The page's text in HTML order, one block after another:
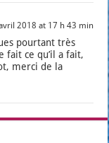
2018 at 17 h 43 min
pour­tant très
fait ce qu’il a fait,
mer­ci de la